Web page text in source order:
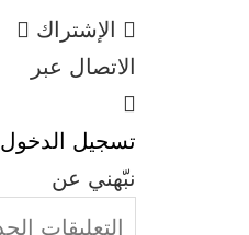
الإشتراك
الاتصال عبر
تسجيل الدخول
نبّهني عن